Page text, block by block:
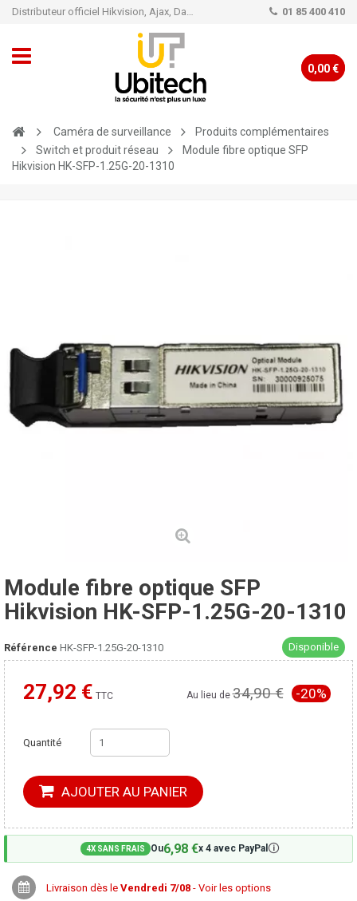
Distributeur officiel Hikvision, Ajax, Dahua, TP-Link - Caméra de vidéo surveillance - Alarme 01 85 400 410
0,00 €
Caméra de surveillance
Produits complémentaires
Switch et produit réseau
Module fibre optique SFP
Hikvision HK-SFP-1.25G-20-1310
Module fibre optique SFP
Hikvision HK-SFP-1.25G-20-1310
Référence HK-SFP-1.25G-20-1310 Disponible
27,92 € TTC
Moins cher ailleurs ? Au lieu de34,90 € -20%
Quantité
AJOUTER AU PANIER
4X SANS FRAIS Ou6,98 €x 4 avec PayPal🛈
Livraison dès le Vendredi 7/08 - Voir les options